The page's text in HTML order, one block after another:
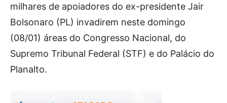
milhares de apoiadores do ex-presidente Jair
Bolsonaro (PL) invadirem neste domingo
(08/01) áreas do Congresso Nacional, do
Supremo Tribunal Federal (STF) e do Palácio do
Planalto.